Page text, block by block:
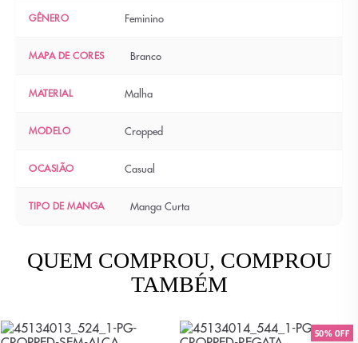
GÊNERO Feminino
MAPA DE CORES Branco
MATERIAL Malha
MODELO Cropped
OCASIÃO Casual
TIPO DE MANGA Manga Curta
QUEM COMPROU, COMPROU
TAMBÉM
50% OFF